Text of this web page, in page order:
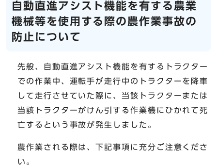
自動直進アシスト機能を有する農業
機械等を使用する際の農作業事故の
防止について
先般、自動直進アシスト機能を有するトラクター
での作業中、運転手が走行中のトラクターを降車
して走行させていた際に、当該トラクターまたは
当該トラクターがけん引する作業機にひかれて死
亡するという事故が発生しました。
農作業される際は、下記事項に充分ご注意くださ
い。